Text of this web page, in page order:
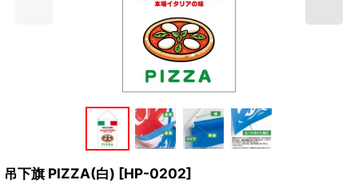
吊下旗 PIZZA(白) [HP-0202]